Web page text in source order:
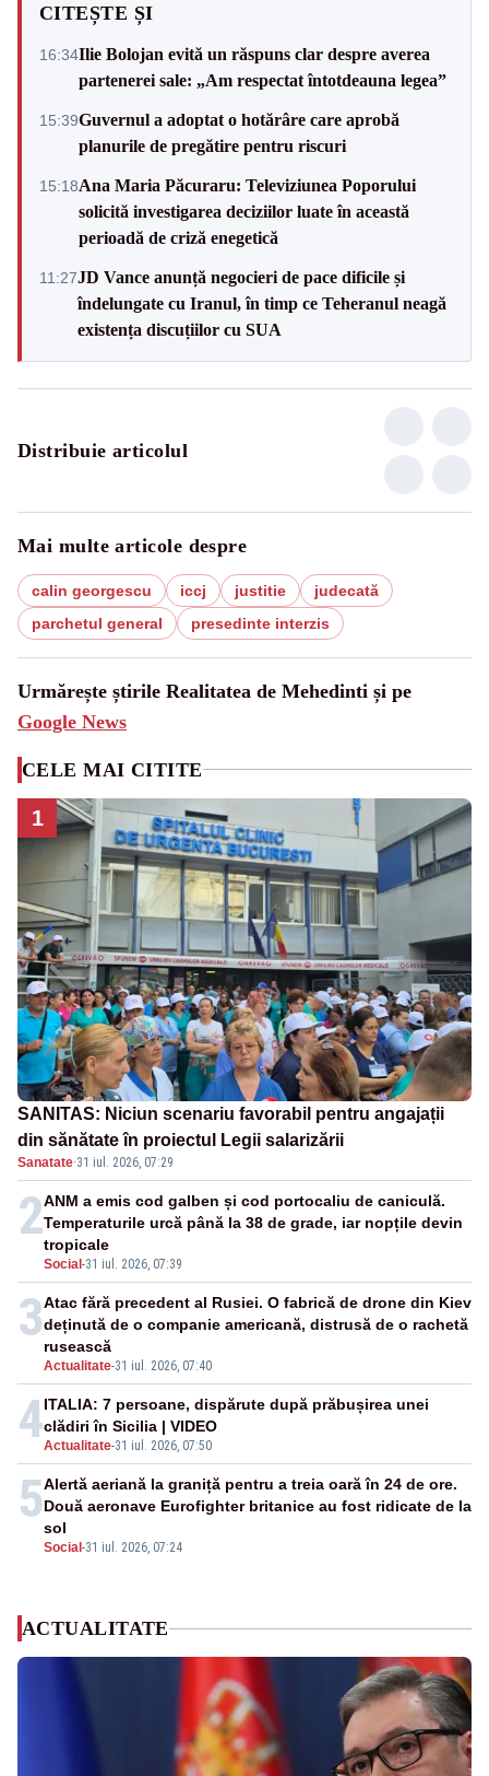
CITEȘTE ȘI
16:34Ilie Bolojan evită un răspuns clar despre averea
partenerei sale: „Am respectat întotdeauna legea”
15:39Guvernul a adoptat o hotărâre care aprobă
planurile de pregătire pentru riscuri
15:18Ana Maria Păcuraru: Televiziunea Poporului
solicită investigarea deciziilor luate în această
perioadă de criză enegetică
11:27JD Vance anunță negocieri de pace dificile și
îndelungate cu Iranul, în timp ce Teheranul neagă
existența discuțiilor cu SUA
Distribuie articolul
Mai multe articole despre
calin georgescu iccj justitie
judecată
parchetul general
presedinte interzis
Urmărește știrile Realitatea de Mehedinti și pe
Google News
CELE MAI CITITE
1
SANITAS: Niciun scenariu favorabil pentru angajații
din sănătate în proiectul Legii salarizării
Sanatate·31 iul. 2026, 07:29
2
Social -31 iul. 2026, 07:39
ANM a emis cod galben și cod portocaliu de caniculă.
Temperaturile urcă până la 38 de grade, iar nopțile devin
tropicale
3
Actualitate-31 iul. 2026, 07:40
Atac fără precedent al Rusiei. O fabrică de drone din Kiev
deținută de o companie americană, distrusă de o rachetă
rusească
4Actualitate-31 iul. 2026, 07:50
ITALIA: 7 persoane, dispărute după prăbușirea unei
clădiri în Sicilia | VIDEO
5
Social -31 iul. 2026, 07:24
Alertă aeriană la graniță pentru a treia oară în 24 de ore.
Două aeronave Eurofighter britanice au fost ridicate de la
sol
ACTUALITATE